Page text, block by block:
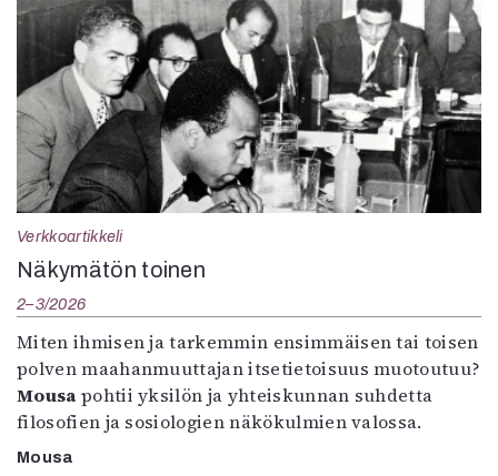
Verkkoartikkeli
Näkymätön toinen
2–3/2026
Miten ihmisen ja tarkemmin ensimmäisen tai toisen
polven maahanmuuttajan itsetietoisuus muotoutuu?
Mousa pohtii yksilön ja yhteiskunnan suhdetta
filosofien ja sosiologien näkökulmien valossa.
Mousa